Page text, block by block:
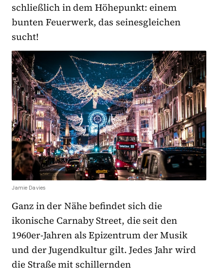
schließlich in dem Höhepunkt: einem
bunten Feuerwerk, das seinesgleichen
sucht!
Jamie Davies
Ganz in der Nähe befindet sich die
ikonische Carnaby Street, die seit den
1960er-Jahren als Epizentrum der Musik
und der Jugendkultur gilt. Jedes Jahr wird
die Straße mit schillernden